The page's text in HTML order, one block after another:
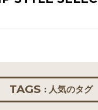
TAGS : 人気のタグ